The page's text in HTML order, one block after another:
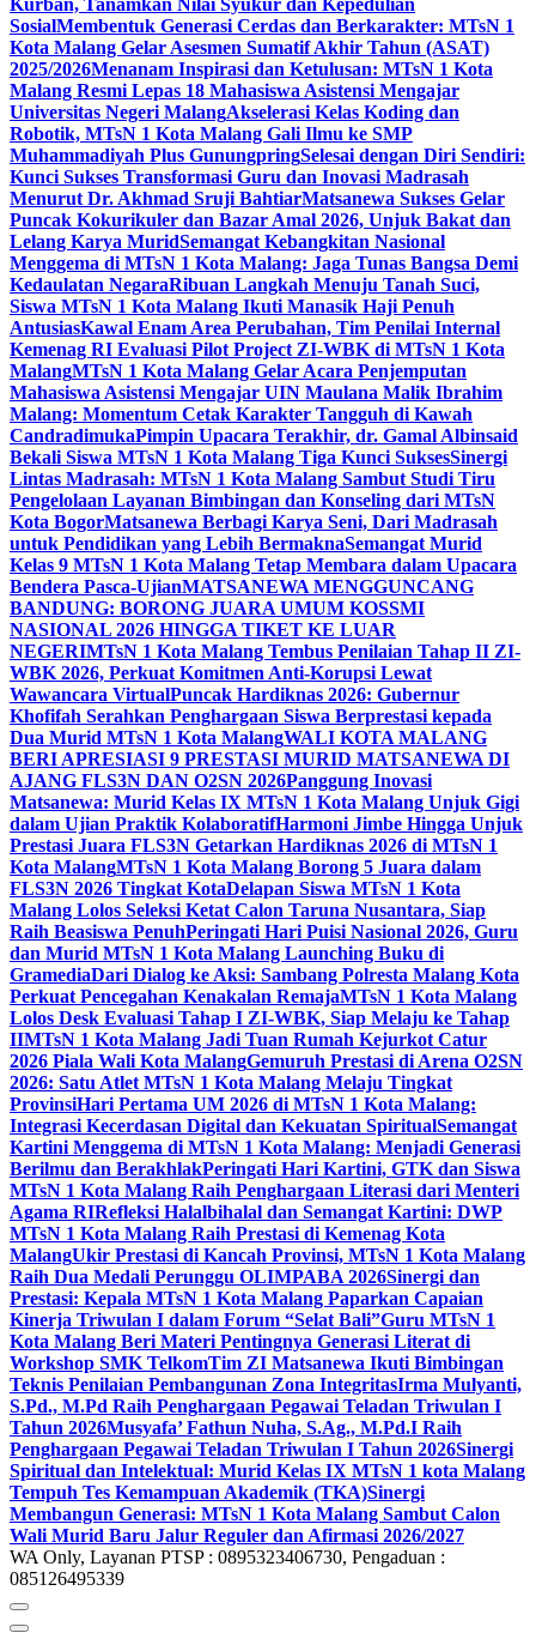
Kurban, Tanamkan Nilai Syukur dan Kepedulian
SosialMembentuk Generasi Cerdas dan Berkarakter: MTsN 1
Kota Malang Gelar Asesmen Sumatif Akhir Tahun (ASAT)
2025/2026Menanam Inspirasi dan Ketulusan: MTsN 1 Kota
Malang Resmi Lepas 18 Mahasiswa Asistensi Mengajar
Universitas Negeri MalangAkselerasi Kelas Koding dan
Robotik, MTsN 1 Kota Malang Gali Ilmu ke SMP
Muhammadiyah Plus GunungpringSelesai dengan Diri Sendiri:
Kunci Sukses Transformasi Guru dan Inovasi Madrasah
Menurut Dr. Akhmad Sruji BahtiarMatsanewa Sukses Gelar
Puncak Kokurikuler dan Bazar Amal 2026, Unjuk Bakat dan
Lelang Karya MuridSemangat Kebangkitan Nasional
Menggema di MTsN 1 Kota Malang: Jaga Tunas Bangsa Demi
Kedaulatan NegaraRibuan Langkah Menuju Tanah Suci,
Siswa MTsN 1 Kota Malang Ikuti Manasik Haji Penuh
AntusiasKawal Enam Area Perubahan, Tim Penilai Internal
Kemenag RI Evaluasi Pilot Project ZI-WBK di MTsN 1 Kota
MalangMTsN 1 Kota Malang Gelar Acara Penjemputan
Mahasiswa Asistensi Mengajar UIN Maulana Malik Ibrahim
Malang: Momentum Cetak Karakter Tangguh di Kawah
CandradimukaPimpin Upacara Terakhir, dr. Gamal Albinsaid
Bekali Siswa MTsN 1 Kota Malang Tiga Kunci SuksesSinergi
Lintas Madrasah: MTsN 1 Kota Malang Sambut Studi Tiru
Pengelolaan Layanan Bimbingan dan Konseling dari MTsN
Kota BogorMatsanewa Berbagi Karya Seni, Dari Madrasah
untuk Pendidikan yang Lebih BermaknaSemangat Murid
Kelas 9 MTsN 1 Kota Malang Tetap Membara dalam Upacara
Bendera Pasca-UjianMATSANEWA MENGGUNCANG
BANDUNG: BORONG JUARA UMUM KOSSMI
NASIONAL 2026 HINGGA TIKET KE LUAR
NEGERIMTsN 1 Kota Malang Tembus Penilaian Tahap II ZI-
WBK 2026, Perkuat Komitmen Anti-Korupsi Lewat
Wawancara VirtualPuncak Hardiknas 2026: Gubernur
Khofifah Serahkan Penghargaan Siswa Berprestasi kepada
Dua Murid MTsN 1 Kota MalangWALI KOTA MALANG
BERI APRESIASI 9 PRESTASI MURID MATSANEWA DI
AJANG FLS3N DAN O2SN 2026Panggung Inovasi
Matsanewa: Murid Kelas IX MTsN 1 Kota Malang Unjuk Gigi
dalam Ujian Praktik KolaboratifHarmoni Jimbe Hingga Unjuk
Prestasi Juara FLS3N Getarkan Hardiknas 2026 di MTsN 1
Kota MalangMTsN 1 Kota Malang Borong 5 Juara dalam
FLS3N 2026 Tingkat KotaDelapan Siswa MTsN 1 Kota
Malang Lolos Seleksi Ketat Calon Taruna Nusantara, Siap
Raih Beasiswa PenuhPeringati Hari Puisi Nasional 2026, Guru
dan Murid MTsN 1 Kota Malang Launching Buku di
GramediaDari Dialog ke Aksi: Sambang Polresta Malang Kota
Perkuat Pencegahan Kenakalan RemajaMTsN 1 Kota Malang
Lolos Desk Evaluasi Tahap I ZI-WBK, Siap Melaju ke Tahap
IIMTsN 1 Kota Malang Jadi Tuan Rumah Kejurkot Catur
2026 Piala Wali Kota MalangGemuruh Prestasi di Arena O2SN
2026: Satu Atlet MTsN 1 Kota Malang Melaju Tingkat
ProvinsiHari Pertama UM 2026 di MTsN 1 Kota Malang:
Integrasi Kecerdasan Digital dan Kekuatan SpiritualSemangat
Kartini Menggema di MTsN 1 Kota Malang: Menjadi Generasi
Berilmu dan BerakhlakPeringati Hari Kartini, GTK dan Siswa
MTsN 1 Kota Malang Raih Penghargaan Literasi dari Menteri
Agama RIRefleksi Halalbihalal dan Semangat Kartini: DWP
MTsN 1 Kota Malang Raih Prestasi di Kemenag Kota
MalangUkir Prestasi di Kancah Provinsi, MTsN 1 Kota Malang
Raih Dua Medali Perunggu OLIMPABA 2026Sinergi dan
Prestasi: Kepala MTsN 1 Kota Malang Paparkan Capaian
Kinerja Triwulan I dalam Forum “Selat Bali”Guru MTsN 1
Kota Malang Beri Materi Pentingnya Generasi Literat di
Workshop SMK TelkomTim ZI Matsanewa Ikuti Bimbingan
Teknis Penilaian Pembangunan Zona IntegritasIrma Mulyanti,
S.Pd., M.Pd Raih Penghargaan Pegawai Teladan Triwulan I
Tahun 2026Musyafa’ Fathun Nuha, S.Ag., M.Pd.I Raih
Penghargaan Pegawai Teladan Triwulan I Tahun 2026Sinergi
Spiritual dan Intelektual: Murid Kelas IX MTsN 1 kota Malang
Tempuh Tes Kemampuan Akademik (TKA)Sinergi
Membangun Generasi: MTsN 1 Kota Malang Sambut Calon
Wali Murid Baru Jalur Reguler dan Afirmasi 2026/2027
WA Only, Layanan PTSP : 0895323406730, Pengaduan :
085126495339